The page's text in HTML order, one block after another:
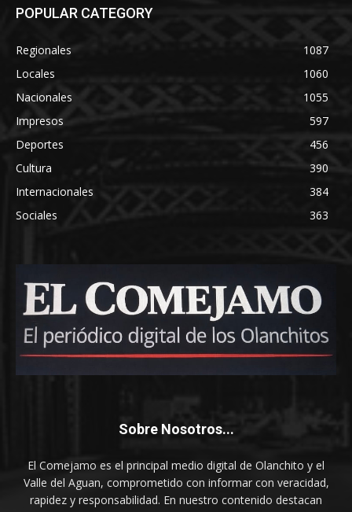
POPULAR CATEGORY
Regionales
1087
Locales
1060
Nacionales
1055
Impresos
597
Deportes
456
Cultura
390
Internacionales
384
Sociales
363
Sobre Nosotros...
El Comejamo es el principal medio digital de Olanchito y el
Valle del Aguan, comprometido con informar con veracidad,
rapidez y responsabilidad. En nuestro contenido destacan